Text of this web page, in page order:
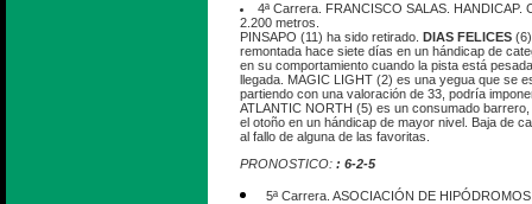
4ª Carrera. FRANCISCO SALAS. HANDICAP.
2.200 metros.
PINSAPO (11) ha sido retirado. DIAS FELICES
remontada hace siete días en un hándicap de
en su comportamiento cuando la pista está
llegada. MAGIC LIGHT (2) es una yegua que se
partiendo con una valoración de 33, podría
ATLANTIC NORTH (5) es un consumado
el otoño en un hándicap de mayor nivel. Baja de
al fallo de alguna de las favoritas.
PRONOSTICO: : 6-2-5
5ª Carrera. ASOCIACIÓN DE